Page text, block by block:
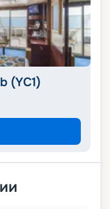
(YC1)